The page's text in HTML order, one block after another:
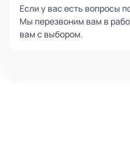
Если у вас есть вопросы
Мы перезвоним вам в
вам с выбором.